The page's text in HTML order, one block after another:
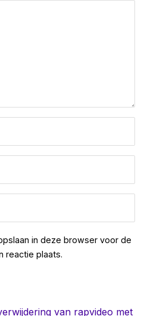
in deze browser voor de
reactie plaats.